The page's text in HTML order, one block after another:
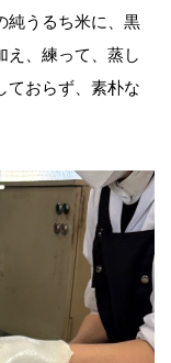
純うるち米に、黒
え、練って、蒸し
ておらず、素朴な